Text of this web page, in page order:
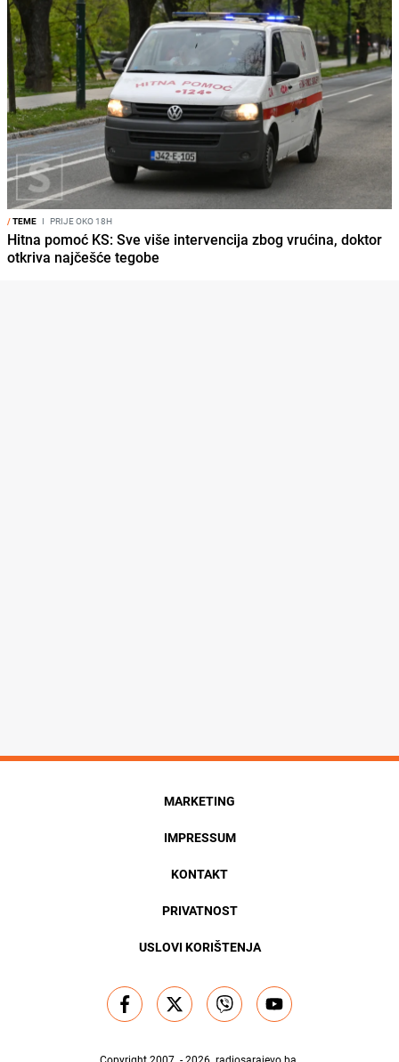
/TEME I PRIJE OKO 18H
Hitna pomoć KS: Sve više intervencija zbog vrućina, doktor
otkriva najčešće tegobe
MARKETING
IMPRESSUM
KONTAKT
PRIVATNOST
USLOVI KORIŠTENJA
Copyright 2007. - 2026. radiosarajevo.ba